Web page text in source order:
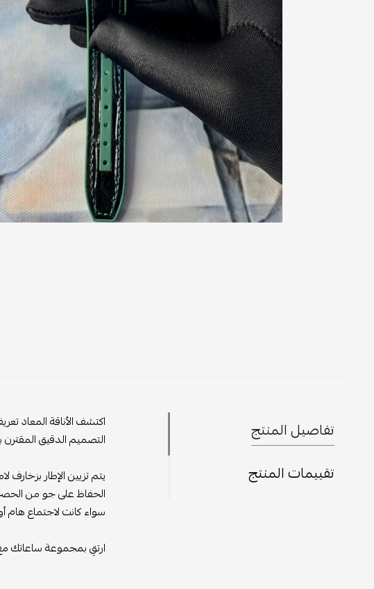
تفاصيل المنتج
تقييمات المنتج
اكتشف الأناقة المعاد
التصميم الدقيق المقترن
يتم تزيين الإطار
الحفاظ على جو من
سواء كانت لاجتماع هام
ارتقِ بمجموعة ساعاتك